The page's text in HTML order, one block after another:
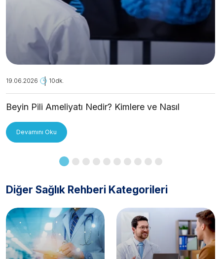
19.06.2026 10dk.
Beyin Pili Ameliyatı Nedir? Kimlere ve Nasıl
Devamını Oku
Diğer Sağlık Rehberi Kategorileri